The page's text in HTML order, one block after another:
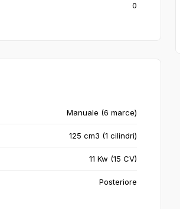
0
Manuale (6 marce)
125 cm3 (1 cilindri)
11 Kw (15 CV)
Posteriore